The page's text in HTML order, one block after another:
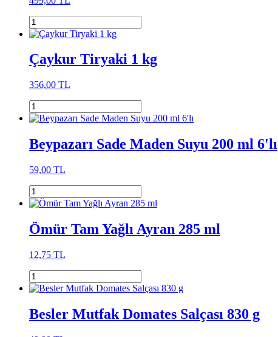
Çaykur Tiryaki 1 kg
356,00 TL
Beypazarı Sade Maden Suyu 200 ml 6'lı
59,00 TL
Ömür Tam Yağlı Ayran 285 ml
12,75 TL
Besler Mutfak Domates Salçası 830 g